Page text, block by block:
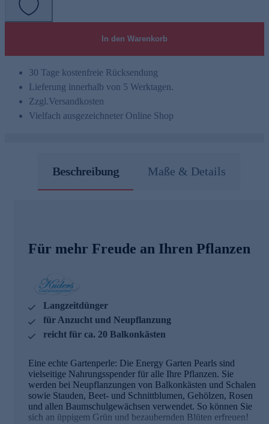
In den Warenkorb
30 Tage kostenfreie Rücksendung
Lieferung innerhalb von 5 Werktagen.
Zzgl.Versandkosten
Vielfach ausgezeichneter Online Shop
Beschreibung Maße & Details
Für mehr Freude an Ihren Pflanzen
Langzeitdünger
für Anzucht und Neupflanzung
reicht für ca. 20 Balkonkästen
Eine echte Gartenperle: Die Energy Garten Pearls sind
vielseitige Nahrungsspender für alle Ihre Pflanzen. Sie
werden bei Neupflanzungen von Balkonkästen und Schalen
sowie Stauden, Beet- und Schnittblumen, Gehölzen, Rosen
und allen Baumschulgewächsen verwendet. So können Sie
sich an üppigem Grün und bezaubernden Blüten erfreuen!